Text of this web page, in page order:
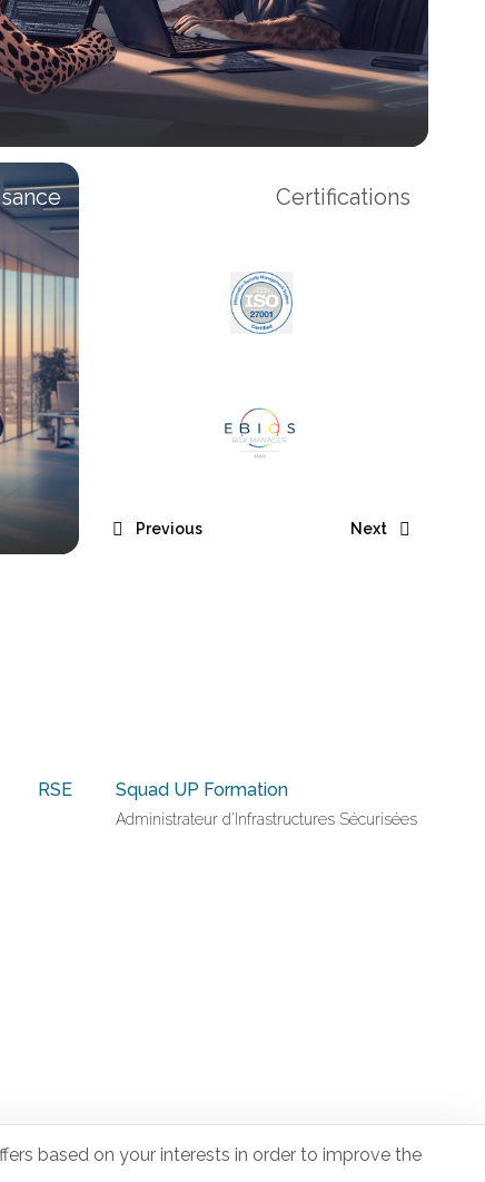
Certifications
Previous Next
RSE Squad UP Formation
Administrateur d'Infrastructures Sécurisées
based on your interests in order to improve the